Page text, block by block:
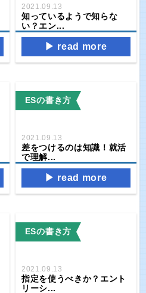
2021.09.13
知っているようで知らな
い？エン...
read more
ESの書き方
2021.09.13
差をつけるのは知識！就活
で理解...
read more
ESの書き方
2021.09.13
指定を使うべきか？エント
リーシ...